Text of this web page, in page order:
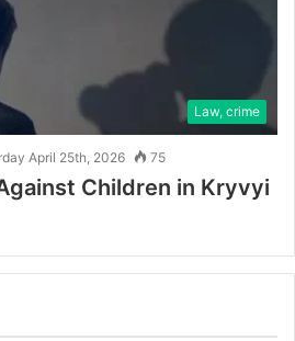
Law, crime
April 25th, 2026 75
Children in Kryvyi